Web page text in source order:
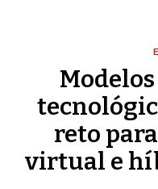
reto
virtual e